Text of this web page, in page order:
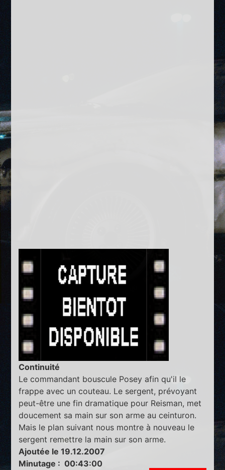
Continuité
Le commandant bouscule Posey afin qu'il le
frappe avec un couteau. Le sergent, prévoyant
peut-être une fin dramatique pour Reisman, met
doucement sa main sur son arme au ceinturon.
Mais le plan suivant nous montre à nouveau le
sergent remettre la main sur son arme.
Ajoutée le 19.12.2007
Minutage : 00:43:00